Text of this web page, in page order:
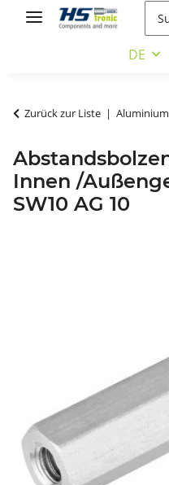
DE
Zurück zur Liste
Innen /
SW10 AG 10